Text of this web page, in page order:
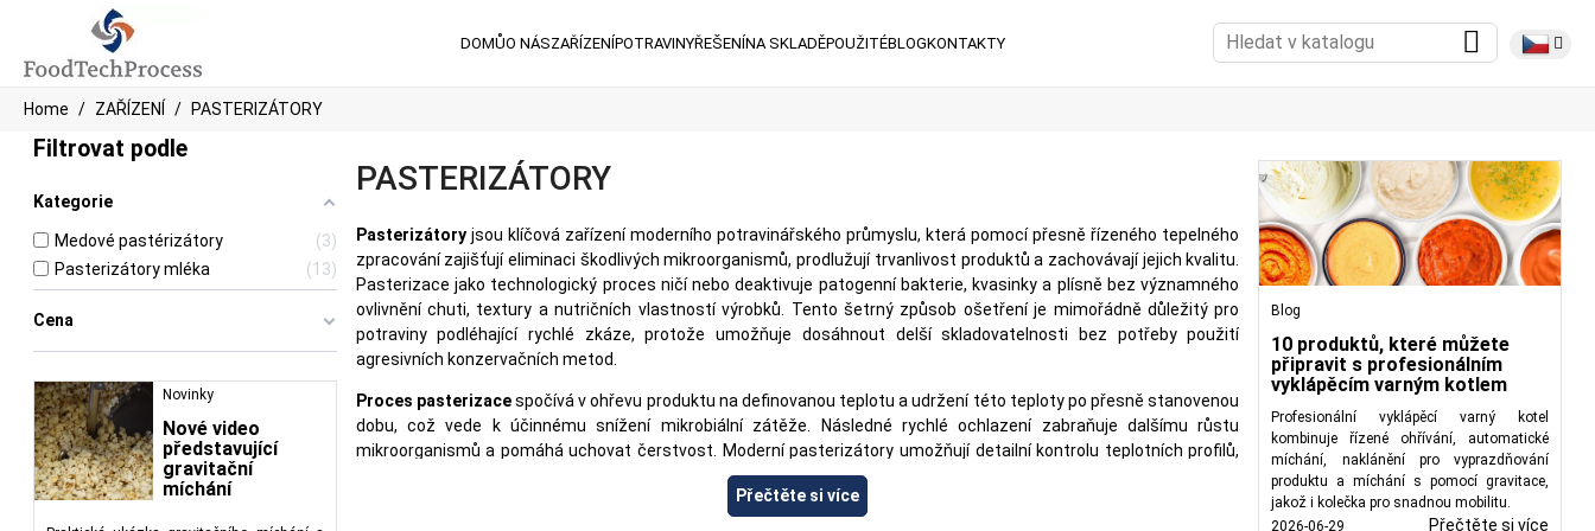
DOMŮO NÁSZAŘÍZENÍPOTRAVINYŘEŠENÍNA SKLADĚPOUŽITÉBLOGKONTAKTY
Home ZAŘÍZENÍ PASTERIZÁTORY
Filtrovat podle
Kategorie
Medové pastérizátory
3
Pasterizátory mléka
13
Cena
Novinky
Nové video
představující
gravitační
míchání
PASTERIZÁTORY
Pasterizátoryjsou klíčová zařízení moderního potravinářského průmyslu, která pomocí přesně řízeného tepelného
zpracování zajišťují eliminaci škodlivých mikroorganismů, prodlužují trvanlivost produktů a zachovávají jejich kvalitu.
Pasterizace jako technologický proces ničí nebo deaktivuje patogenní bakterie, kvasinky a plísně bez významného
ovlivnění chuti, textury a nutričních vlastností výrobků. Tento šetrný způsob ošetření je mimořádně důležitý pro
potraviny podléhající rychlé zkáze, protože umožňuje dosáhnout delší skladovatelnosti bez potřeby použití
agresivních konzervačních metod.
Proces pasterizacespočívá v ohřevu produktu na definovanou teplotu a udržení této teploty po přesně stanovenou
dobu, což vede k účinnému snížení mikrobiální zátěže. Následné rychlé ochlazení zabraňuje dalšímu růstu
mikroorganismů a pomáhá uchovat čerstvost. Moderní pasterizátory umožňují detailní kontrolu teplotních profilů,
díky čemuž lze proces přizpůsobit konkrétnímu druhu produktu a požadavkům na kvalitu.
je specifický proces, při kterém se med zahřívá na nižší teploty, obvykle v rozmezí 60–70 °C, aby
Přečtěte si více
Blog
10 produktů, které můžete
připravit s profesionálním
vyklápěcím varným kotlem
Profesionální vyklápěcí varný kotel
kombinuje řízené ohřívání, automatické
míchání, naklánění pro vyprazdňování
produktu a míchání s pomocí gravitace,
jakož i kolečka pro snadnou mobilitu.
2026-06-29
Přečtěte si více